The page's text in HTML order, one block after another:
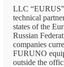
LLC
technical
states of the
Russian
companies
FURUNO
outside the